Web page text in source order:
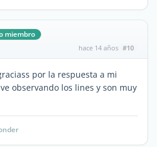
miembro
hace 14 años #10
por la respuesta a mi
observando los lines y son muy